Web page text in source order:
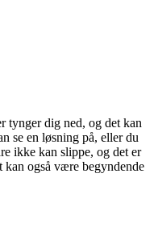
tynger dig ned, og det kan
se en løsning på, eller du
ikke kan slippe, og det er
også være begyndende